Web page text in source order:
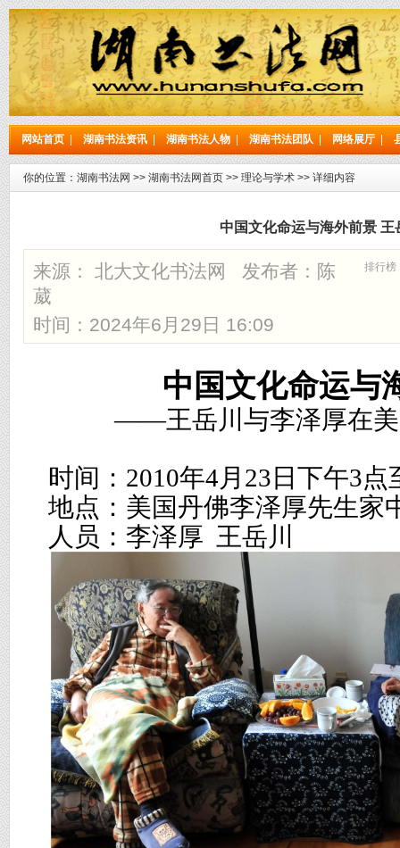
网站首页 湖南书法资讯 湖南书法人物 湖南书法团队 网络展厅
你的位置： 湖南书法网 >> 湖南书法网首页 >> 理论与学术 >> 详细内容
中国文化命运与海外前景 王
排行榜
来源： 北大文化书法网 发布者： 陈
葳
时间：2024年6月29日 16:09
中国文化命运与
——王岳川与李泽厚在美
时间： 2010年4月 23 日下午3点
地点：美国丹佛李泽厚先生家
人员：李泽厚 王岳川